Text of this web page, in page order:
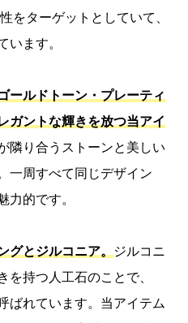
をターゲットとしていて、
います。
ールドトーン・プレーティ
ガントな輝きを放つ当アイ
隣り合うストーンと美しい
一周すべて同じデザイン
力的です。
グとジルコニア。
ジルコニ
を持つ人工石のことで、
ばれています。当アイテム